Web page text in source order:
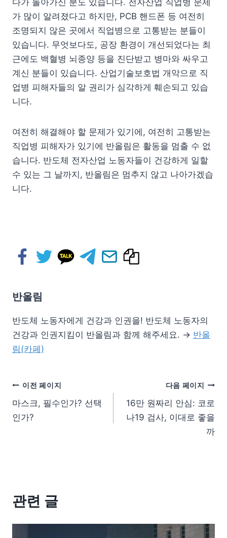
가 많이 알려졌다고 하지만, PCB 핸드폰 등 여전히
조명되지 않은 곳에서 직업병으로 고통받는 분들이
있습니다. 무엇보다도, 공장 환경이 개선되었다는 최
근에도 백혈병 뇌종양 등을 진단받고 병마와 싸우고
계신 분들이 있습니다. 산업기술보호법 개악으로 직
업병 피해자들의 알 권리가 심각하게 훼손되고 있습
니다.
여전히 해결해야 할 문제가 있기에, 여전히 고통받는
직업병 피해자가 있기에 반올림은 활동을 멈출 수 없
습니다. 반도체 전자산업 노동자들이 건강하게 일할
수 있는 그 날까지, 반올림은 멈추지 않고 나아가겠습
니다.
반올림
반도체 노동자에게 건강과 인권을! 반도체 노동자의
건강과 인권지킴이 반올림과 함께 해주세요. → 반올
림(카페)
이전 페이지
마스크, 필수인가? 선택
인가?
다음 페이지
16만 원짜리 안심: 코로
나19 검사, 이대로 좋을
까
관련 글